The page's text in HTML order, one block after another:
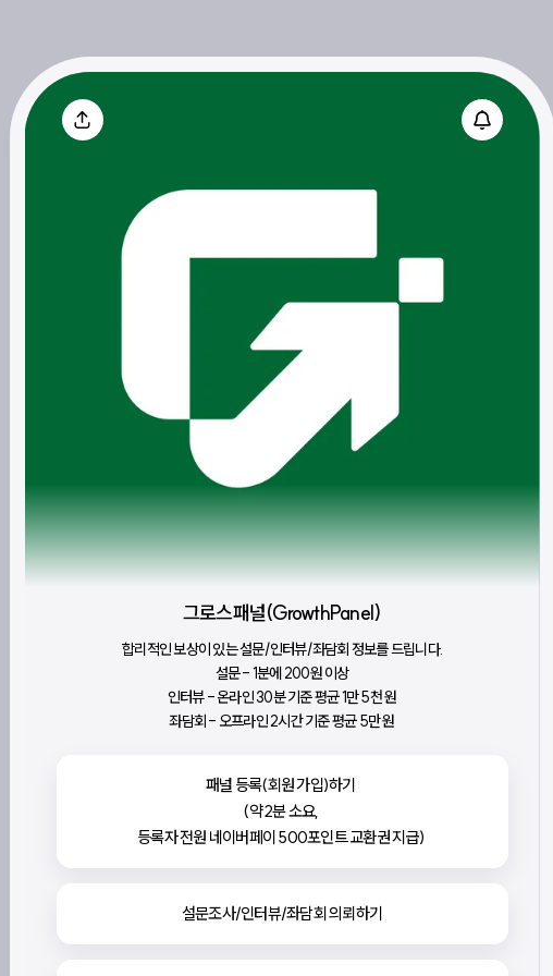
그로스패널(GrowthPanel)
합리적인 보상이 있는 설문/인터뷰/좌담회 정보를 드립니다.
설문 - 1분에 200원 이상
인터뷰 - 온라인 30분 기준 평균 1만 5천 원
좌담회 - 오프라인 2시간 기준 평균 5만 원
패널 등록(회원 가입)하기
(약 2분 소요,
등록자 전원 네이버페이 500포인트 교환권 지급)
설문조사/인터뷰/좌담회 의뢰하기